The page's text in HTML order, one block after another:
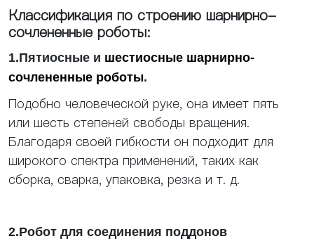
Классификация по строению шарнирно-
сочлененные роботы:
1.Пятиосные и шестиосные шарнирно-
сочлененные роботы.
Подобно человеческой руке, она имеет пять
или шесть степеней свободы вращения.
Благодаря своей гибкости он подходит для
широкого спектра применений, таких как
сборка, сварка, упаковка, резка и т. д.
2.Робот для соединения поддонов